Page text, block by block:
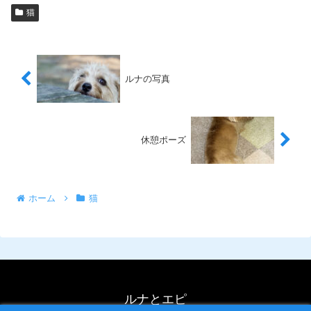
猫
ルナの写真
休憩ポーズ
ホーム 猫
ルナとエピ